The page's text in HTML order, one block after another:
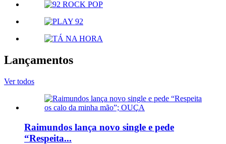
Lançamentos
Ver todos
Raimundos lança novo single e pede
“Respeita...